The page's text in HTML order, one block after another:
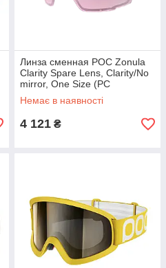
Линза сменная POC Zonula
Clarity Spare Lens, Clarity/No
mirror, One Size (PC
413679451ONE1) MK official
Немає в наявності
4 121 ₴